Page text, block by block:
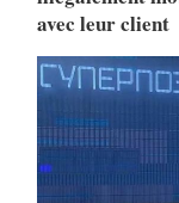
avec leur client